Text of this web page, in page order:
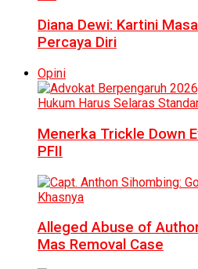
Diana Dewi: Kartini
Percaya Diri
Opini
Menerka Trickle Down
PFII
Alleged Abuse of
Mas Removal Case